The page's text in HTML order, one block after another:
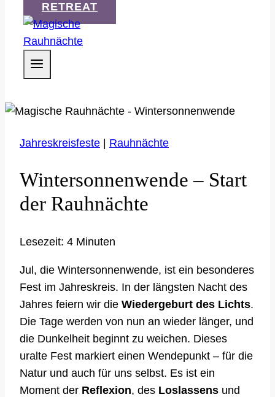
RETREAT
Jahreskreisfeste Rauhnächte
Wintersonnenwende – Start
der Rauhnächte
Lesezeit: 4 Minuten
Jul, die Wintersonnenwende, ist ein besonderes
Fest im Jahreskreis. In der längsten Nacht des
Jahres feiern wir die Wiedergeburt des Lichts.
Die Tage werden von nun an wieder länger, und
die Dunkelheit beginnt zu weichen. Dieses
uralte Fest markiert einen Wendepunkt – für die
Natur und auch für uns selbst. Es ist ein
Moment der Reflexion, des Loslassens und